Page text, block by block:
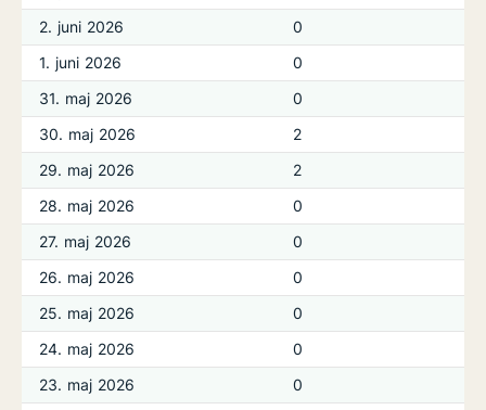
2. juni 2026
0
1. juni 2026
0
31. maj 2026
0
30. maj 2026
2
29. maj 2026
2
28. maj 2026
0
27. maj 2026
0
26. maj 2026
0
25. maj 2026
0
24. maj 2026
0
23. maj 2026
0